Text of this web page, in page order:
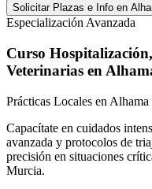
Solicitar Plazas e Info en
Especialización Avanzada
Curso
Veterinarias en
Prácticas Locales en
Capacítate en cuidados
avanzada y protocolos de
precisión en situaciones
Murcia.